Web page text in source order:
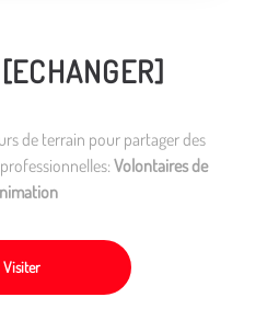
de terrain pour partager des
Volontaires de
Visiter